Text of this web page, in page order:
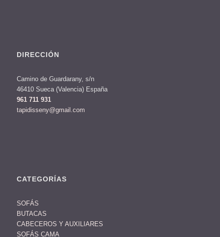
DIRECCIÓN
Camino de Guardarany, s/n
46410 Sueca (Valencia) España
961 711 931
tapidisseny@gmail.com
CATEGORÍAS
SOFÁS
BUTACAS
CABECEROS Y AUXILIARES
SOFÁS CAMA